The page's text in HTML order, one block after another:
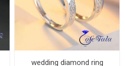
wedding diamond ring